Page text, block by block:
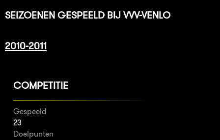
SEIZOENEN GESPEELD BIJ VVV-VENLO
2010-2011
COMPETITIE
Gespeeld
23
Doelpunten